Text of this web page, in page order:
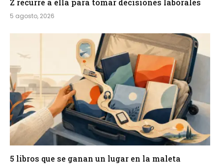
5 agosto, 2026
5 libros que se ganan un lugar en la maleta